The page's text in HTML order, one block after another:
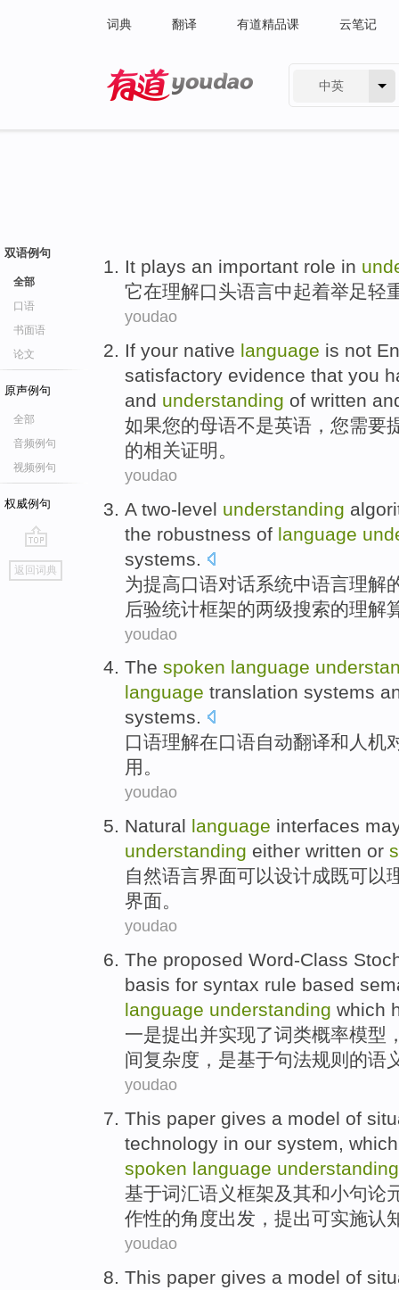
词典 翻译 有道精品课 云笔记
中英
双语例句
全部
口语
书面语
论文
原声例句
全部
音频例句
视频例句
权威例句
go
top
返回词典
It plays an important role in
它在理解口头语言中起着举足轻
youdao
If your native language is not
satisfactory evidence that you
and understanding of written
如果您的母语不是英语 ， 您需要
的相关证明 。
youdao
A two-level understanding
the robustness of language
systems
为提高口语对话系统中语言理解
后验统计框架的两级搜索的理解
youdao
The spoken language
language translation systems
systems.
口语理解在口语自动翻译和 人机
用。
youdao
Natural language interfaces
understanding either written or
自然语言界面可以设计成既可以
界面。
youdao
The proposed Word-Class
basis for syntax rule based
language understanding which
一是提出并实现了词类概率模型
间复杂度，是基于句法规则 的语
youdao
This paper gives a model of
technology in our system,
spoken language understanding
基于词汇语义框架及其和小句论
作性的角度出发， 提出可实施认
youdao
This paper gives a model of